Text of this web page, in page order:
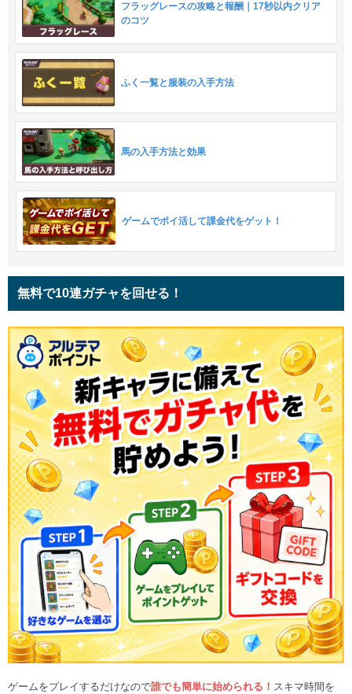
フラッグレースの攻略と報酬｜17秒以内クリア
のコツ
ふく一覧と服装の入手方法
馬の入手方法と効果
ゲームでポイ活して課金代をゲット！
無料で10連ガチャを回せる！
ゲームをプレイするだけなので誰でも簡単に始められる！ スキマ時間を